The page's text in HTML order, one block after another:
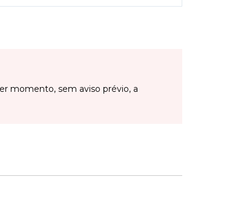
momento, sem aviso prévio, a